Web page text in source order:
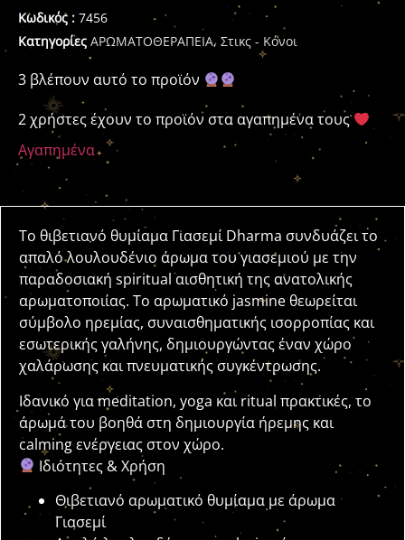
Κωδικός : 7456
Κατηγορίες ΑΡΩΜΑΤΟΘΕΡΑΠΕΙΑ, Στικς - Κόνοι
3 βλέπουν αυτό το προϊόν
2 χρήστες έχουν το προϊόν στα αγαπημένα τους
Αγαπημένα
Το θιβετιανό θυμίαμα Γιασεμί Dharma συνδυάζει το
απαλό λουλουδένιο άρωμα του γιασεμιού με την
παραδοσιακή spiritual αισθητική της ανατολικής
αρωματοποιίας. Το αρωματικό jasmine θεωρείται
σύμβολο ηρεμίας, συναισθηματικής ισορροπίας και
εσωτερικής γαλήνης, δημιουργώντας έναν χώρο
χαλάρωσης και πνευματικής συγκέντρωσης.
Ιδανικό για meditation, yoga και ritual πρακτικές, το
άρωμά του βοηθά στη δημιουργία ήρεμης και
calming ενέργειας στον χώρο.
Ιδιότητες & Χρήση
Θιβετιανό αρωματικό θυμίαμα με άρωμα
Γιασεμί